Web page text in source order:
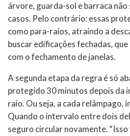
árvore, guarda-sol e barraca não
casos. Pelo contrário: essas
como para-raios, atraindo a
buscar edificações fechadas,
com o fechamento de janelas.
A segunda etapa da regra é só
protegido 30 minutos depois da
raio. Ou seja, a cada relâmpago,
Quando o intervalo entre dois
seguro circular novamente.